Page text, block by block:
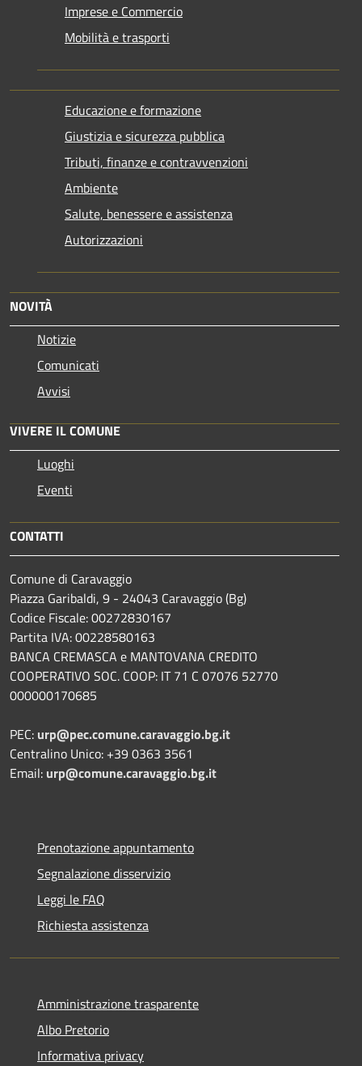
Imprese e Commercio
Mobilità e trasporti
Educazione e formazione
Giustizia e sicurezza pubblica
Tributi, finanze e contravvenzioni
Ambiente
Salute, benessere e assistenza
Autorizzazioni
NOVITÀ
Notizie
Comunicati
Avvisi
VIVERE IL COMUNE
Luoghi
Eventi
CONTATTI
Comune di Caravaggio
Piazza Garibaldi, 9 - 24043 Caravaggio (Bg)
Codice Fiscale: 00272830167
Partita IVA: 00228580163
BANCA CREMASCA e MANTOVANA CREDITO
COOPERATIVO SOC. COOP: IT 71 C 07076 52770
000000170685
PEC: urp@pec.comune.caravaggio.bg.it
Centralino Unico: +39 0363 3561
Email: urp@comune.caravaggio.bg.it
Prenotazione appuntamento
Segnalazione disservizio
Leggi le FAQ
Richiesta assistenza
Amministrazione trasparente
Albo Pretorio
Informativa privacy